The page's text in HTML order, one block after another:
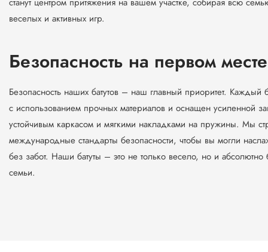
веселых и активных игр.
Безопасность на первом месте
Безопасность наших батутов – наш главный приоритет. Каждый
с использованием прочных материалов и оснащен усиленной
устойчивым каркасом и мягкими накладками на пружины. Мы
международные стандарты безопасности, чтобы вы могли
без забот. Наши батуты – это не только весело, но и
семьи.